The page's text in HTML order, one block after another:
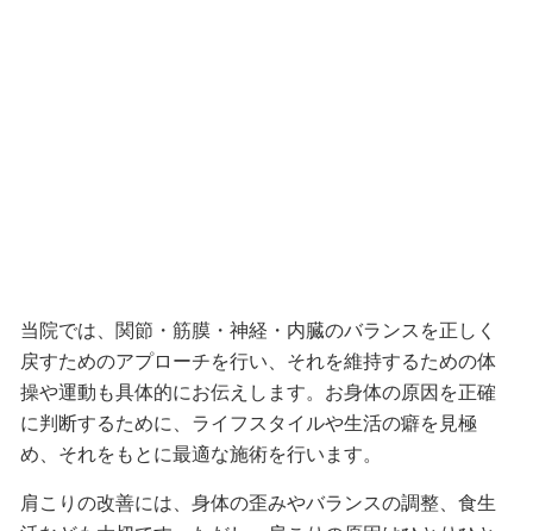
当院では、関節・筋膜・神経・内臓のバランスを正しく
戻すためのアプローチを行い、それを維持するための体
操や運動も具体的にお伝えします。お身体の原因を正確
に判断するために、ライフスタイルや生活の癖を見極
め、それをもとに最適な施術を行います。
肩こりの改善には、身体の歪みやバランスの調整、食生